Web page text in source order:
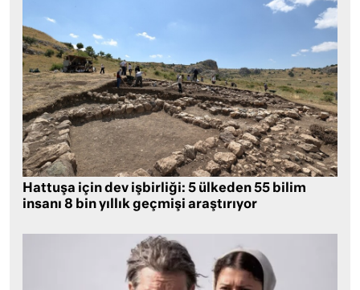
Hattuşa için dev işbirliği: 5 ülkeden 55 bilim
insanı 8 bin yıllık geçmişi araştırıyor